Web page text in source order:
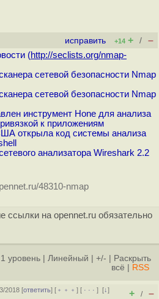
исправить +14 + / –
(http://seclists.org/nmap-
сетевой безопасности Nmap
сетевой безопасности Nmap
инструмент Hone для анализа
к приложениям
открыла код системы анализа
анализатора Wireshark 2.2
48310-nmap
ссылки на opennet.ru обязательно
1 уровень Линейный +/-
Раскрыть
всё
RSS
2018 [ответить] [ ﹢﹢﹢] [ · · ·][↓]
+ / –